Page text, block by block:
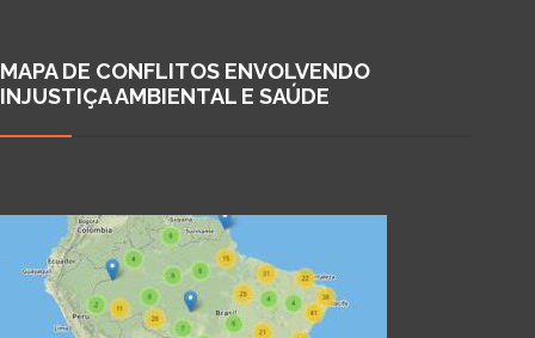
MAPA DE CONFLITOS ENVOLVENDO
INJUSTIÇA AMBIENTAL E SAÚDE